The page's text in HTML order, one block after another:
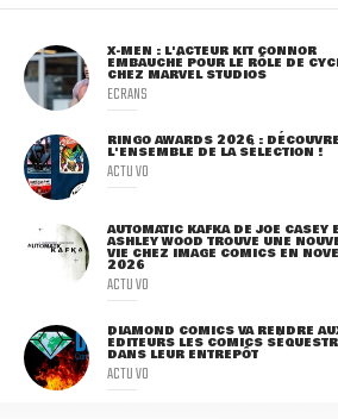
X-MEN : L'ACTEUR KIT CONNOR
EMBAUCHÉ POUR LE RÔLE DE
CHEZ MARVEL STUDIOS
ECRANS
RINGO AWARDS 2026 :
L'ENSEMBLE DE LA SÉLECTION !
ACTU VO
AUTOMATIC KAFKA DE JOE CASEY
ASHLEY WOOD TROUVE UNE
VIE CHEZ IMAGE COMICS EN
2026
ACTU VO
DIAMOND COMICS VA RENDRE
ÉDITEURS LES COMICS
DANS LEUR ENTREPÔT
ACTU VO